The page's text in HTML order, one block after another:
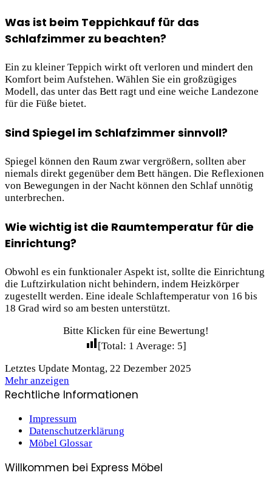
Was ist beim Teppichkauf für das
Schlafzimmer zu beachten?
Ein zu kleiner Teppich wirkt oft verloren und mindert den
Komfort beim Aufstehen. Wählen Sie ein großzügiges
Modell, das unter das Bett ragt und eine weiche Landezone
für die Füße bietet.
Sind Spiegel im Schlafzimmer sinnvoll?
Spiegel können den Raum zwar vergrößern, sollten aber
niemals direkt gegenüber dem Bett hängen. Die Reflexionen
von Bewegungen in der Nacht können den Schlaf unnötig
unterbrechen.
Wie wichtig ist die Raumtemperatur für die
Einrichtung?
Obwohl es ein funktionaler Aspekt ist, sollte die Einrichtung
die Luftzirkulation nicht behindern, indem Heizkörper
zugestellt werden. Eine ideale Schlaftemperatur von 16 bis
18 Grad wird so am besten unterstützt.
Bitte Klicken für eine Bewertung!
[Total: 1 Average: 5]
Letztes Update Montag, 22 Dezember 2025
Mehr anzeigen
Rechtliche Informationen
Impressum
Datenschutzerklärung
Möbel Glossar
Willkommen bei Express Möbel